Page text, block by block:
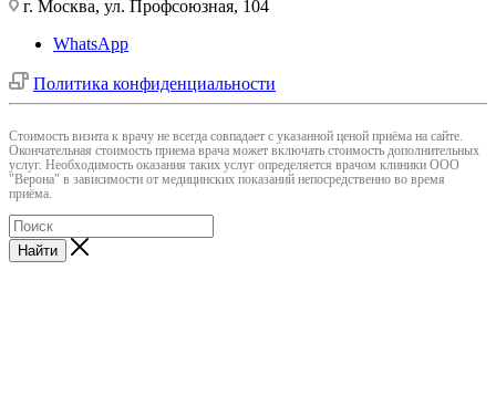
г. Москва, ул. Профсоюзная, 104
WhatsApp
Политика конфиденциальности
Cтоимость визита к врачу не всегда совпадает с указанной ценой приёма на сайте.
Окончательная стоимость приема врача может включать стоимость дополнительных
услуг. Необходимость оказания таких услуг определяется врачом клиники ООО
"Верона" в зависимости от медицинских показаний непосредственно во время
приёма.
Найти